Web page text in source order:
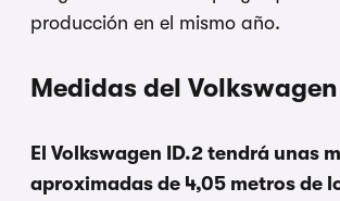
producción en el mismo año.
Medidas del
El Volkswagen ID.2 tendrá unas
aproximadas de 4,05 metros de